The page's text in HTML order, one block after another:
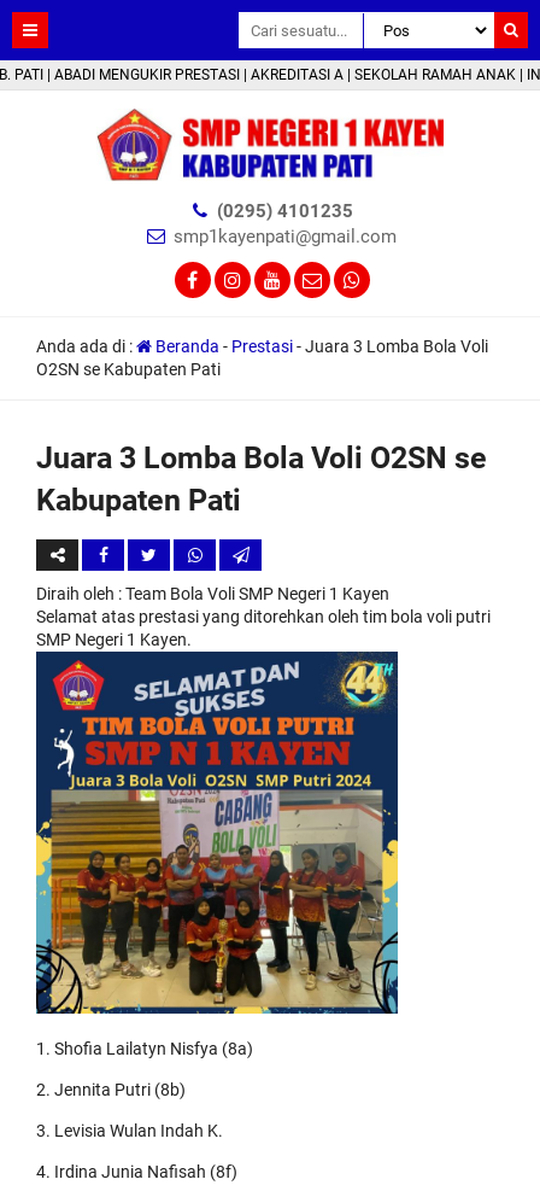
MENGUKIR PRESTASI | AKREDITASI A | SEKOLAH RAMAH ANAK | INFO
(0295) 4101235
smp1kayenpati@gmail.com
Anda ada di : Beranda - Prestasi-Juara 3 Lomba Bola Voli
O2SN se Kabupaten Pati
Juara 3 Lomba Bola Voli O2SN se
Kabupaten Pati
Diraih oleh : Team Bola Voli SMP Negeri 1 Kayen
Selamat atas prestasi yang ditorehkan oleh tim bola voli putri
SMP Negeri 1 Kayen.
1. Shofia Lailatyn Nisfya (8a)
2. ⁠Jennita Putri (8b)
3. ⁠Levisia Wulan Indah K.
4. ⁠Irdina Junia Nafisah (8f)